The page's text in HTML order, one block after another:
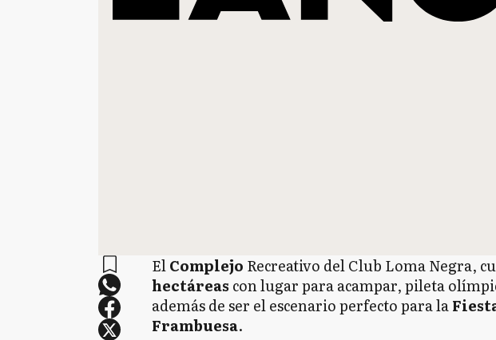
ElComplejo Recreativo del Club Loma Negra,
hectáreas con lugar para acampar, pileta
además de ser el escenario perfecto para la
Frambuesa.